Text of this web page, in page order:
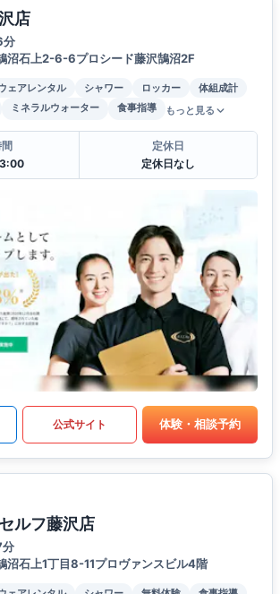
店
分
沼石上2-6-6プロシード藤沢鵠沼2F
ェアレンタル シャワー ロッカー
体組成計
ミネラルウォーター 食事指導 もっと見る
定休日
定休日なし
公式サイト 体験・相談予約
ルフ藤沢店
分
沼石上1丁目8-11プロヴァンスビル4階